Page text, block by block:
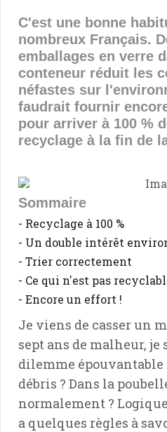
C'est une bonne
nombreux Français.
emballages en verre
conteneur réduit les
néfastes sur
faudrait fournir
pour arriver à 100 %
recyclage à la fin de
Sommaire
- Recyclage à 100 %
- Un double intérêt
- Trier correctement
- Ce qui n'est pas
- Encore un effort !
Je viens de casser un
sept ans de malheur, je
dilemme épouvantable
débris ? Dans la
normalement ?
a quelques règles à